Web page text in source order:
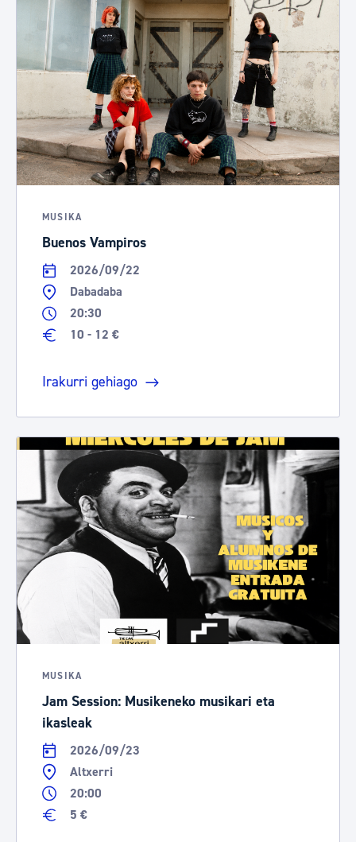
MUSIKA
Buenos Vampiros
2026/09/22
Dabadaba
20:30
10 - 12 €
Irakurri gehiago
MUSIKA
Jam Session: Musikeneko musikari eta
ikasleak
2026/09/23
Altxerri
20:00
5 €